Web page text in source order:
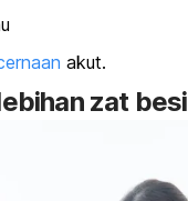
akut.
zat besi